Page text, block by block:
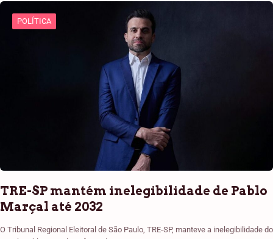
POLÍTICA
TRE-SP mantém inelegibilidade de Pablo
Marçal até 2032
O Tribunal Regional Eleitoral de São Paulo, TRE-SP, manteve a inelegibilidade do